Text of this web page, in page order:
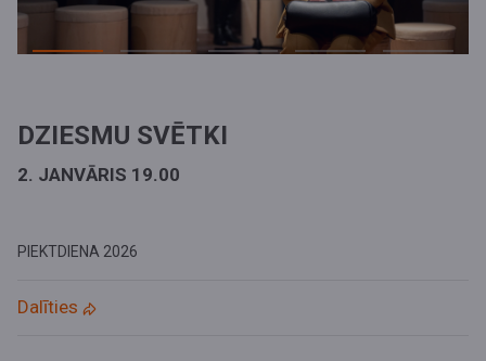
DZIESMU SVĒTKI
2. JANVĀRIS 19.00
PIEKTDIENA 2026
Dalīties